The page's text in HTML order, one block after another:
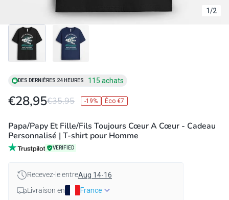
1/2
DES DERNIÈRES 24 HEURES 115 achats
€28,95€35,95 -19% Éco €7
Papa/Papy Et Fille/Fils Toujours Cœur A Cœur - Cadeau
Personnalisé | T-shirt pour Homme
VERIFIED
Recevez-le entreAug 14-16
Livraison en
France